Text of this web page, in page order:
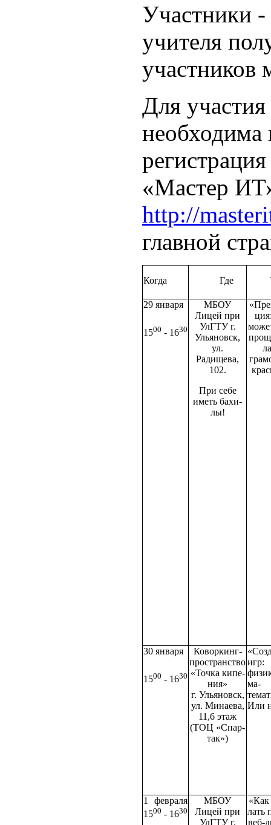
Участники
учителя
участников
Для участия
необходима
«Мастер
http://
главной
Когда Где
29 января
1500 - 1630
МБОУ
Лицей при
УлГТУ г.
Ульяновск,
ул.
Радищева,
102.
При себе
иметь бахи­
лы!
30 января
1500 - 1630
Коворкинг-
пространство
«Точка кипе­
ния»
г. Ульяновск,
ул. Минаева,
11,6 этаж
(ТОЦ «Спар­
так»)
игр:
ма­
Или
1 февраля
1500 - 1630
МБОУ
Лицей при
УлГТУ г.
лать
веб-